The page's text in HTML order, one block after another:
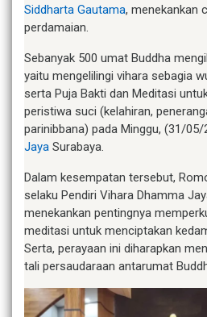
Siddharta Gautama, menekankan
perdamaian.
Sebanyak 500 umat Buddha
yaitu mengelilingi vihara sebagia
serta Puja Bakti dan Meditasi
peristiwa suci (kelahiran,
parinibbana) pada Minggu, (31/05/
Jaya Surabaya.
Dalam kesempatan tersebut,
selaku Pendiri Vihara Dhamma
menekankan pentingnya
meditasi untuk menciptakan
Serta, perayaan ini diharapkan
tali persaudaraan antarumat